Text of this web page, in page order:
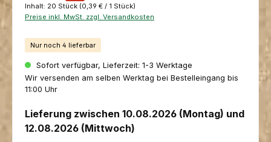
Inhalt: 20 Stück (0,39 € / 1 Stück)
Preise inkl. MwSt. zzgl. Versandkosten
Nur noch 4 lieferbar
Sofort verfügbar, Lieferzeit: 1-3 Werktage
Wir versenden am selben Werktag bei Bestelleingang bis
11:00 Uhr
Lieferung zwischen 10.08.2026 (Montag) und
12.08.2026 (Mittwoch)